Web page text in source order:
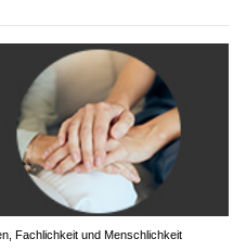
Fachlichkeit und Menschlichkeit